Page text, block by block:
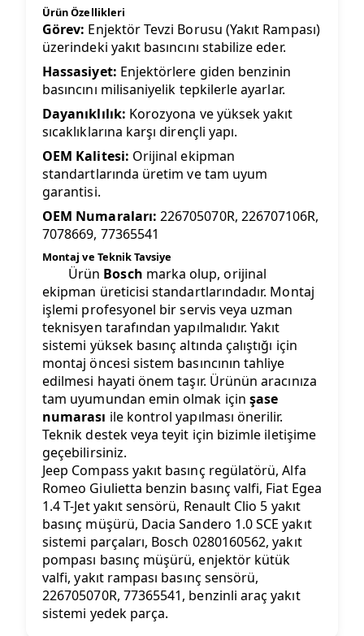
Ürün Özellikleri
Görev: Enjektör Tevzi Borusu (Yakıt Rampası)
üzerindeki yakıt basıncını stabilize eder.
Hassasiyet: Enjektörlere giden benzinin
basıncını milisaniyelik tepkilerle ayarlar.
Dayanıklılık: Korozyona ve yüksek yakıt
sıcaklıklarına karşı dirençli yapı.
OEM Kalitesi: Orijinal ekipman
standartlarında üretim ve tam uyum
garantisi.
OEM Numaraları: 226705070R, 226707106R,
7078669, 77365541
Montaj ve Teknik Tavsiye
Ürün Bosch marka olup, orijinal
ekipman üreticisi standartlarındadır. Montaj
işlemi profesyonel bir servis veya uzman
teknisyen tarafından yapılmalıdır. Yakıt
sistemi yüksek basınç altında çalıştığı için
montaj öncesi sistem basıncının tahliye
edilmesi hayati önem taşır. Ürünün aracınıza
tam uyumundan emin olmak için şase
numarası ile kontrol yapılması önerilir.
Teknik destek veya teyit için bizimle iletişime
geçebilirsiniz.
Jeep Compass yakıt basınç regülatörü, Alfa
Romeo Giulietta benzin basınç valfi, Fiat Egea
1.4 T-Jet yakıt sensörü, Renault Clio 5 yakıt
basınç müşürü, Dacia Sandero 1.0 SCE yakıt
sistemi parçaları, Bosch 0280160562, yakıt
pompası basınç müşürü, enjektör kütük
valfi, yakıt rampası basınç sensörü,
226705070R, 77365541, benzinli araç yakıt
sistemi yedek parça.